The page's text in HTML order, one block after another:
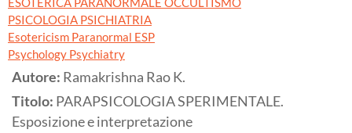
PSICOLOGIA PSICHIATRIA
Esotericism Paranormal ESP
Psychology Psychiatry
Autore: Ramakrishna Rao K.
Titolo: PARAPSICOLOGIA SPERIMENTALE.
Esposizione e interpretazione